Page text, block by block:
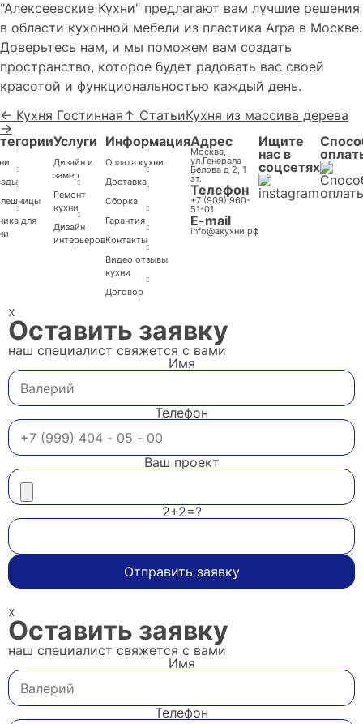
"Алексеевские Кухни" предлагают вам лучшие решения
в области кухонной мебели из пластика Arpa в Москве.
Доверьтесь нам, и мы поможем вам создать
пространство, которое будет радовать вас своей
красотой и функциональностью каждый день.
← Кухня Гостинная↑ СтатьиКухня из массива дерева
→
для
Услуги
Дизайн и
замер
Ремонт
кухни
Дизайн
интерьеров
Информация
Оплата кухни
Доставка
Cборка
Гарантия
Контакты
Видео отзывы
кухни
Договор
Адрес
Москва,
ул.Генерала
Белова д 2, 1
эт.
Телефон
+7 (909) 960-
51-01
E-mail
info@акухни.рф
Ищите
нас в
соцсетях
x
Оставить заявку
наш специалист свяжется с вами
Имя
Телефон
Ваш проект
2+2=?
Отправить заявку
x
Оставить заявку
наш специалист свяжется с вами
Имя
Телефон